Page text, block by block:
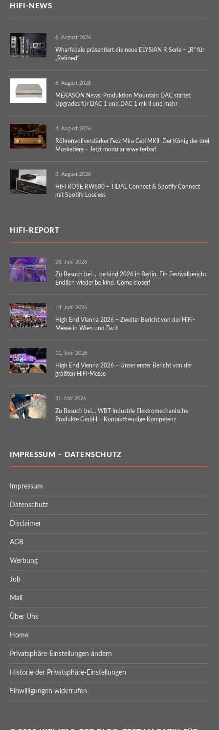
HIFI-NEWS
6. August 2026
Wharfedale präsentiert die neue ELYSIAN R Serie – „R“ für
„Refined“
5. August 2026
MERASON News: Produktion Mountain DAC startet,
Upgrades für DAC 1 und DAC 1 mk II und mehr
4. August 2026
Röhrenvollverstärker Fezz Mira Ceti MKII: Der König der drei
Musketiere – Jetzt modular erweiterbar!
3. August 2026
HiFi ROSE RW800 – TIDAL Connect & Spotify Connect
mit Spotify Lossless
HIFI-REPORT
28. Juni 2026
Zu Besuch bei … be kind 2026 in Berlin. Ein Festivalbericht.
Endlich wieder be kind. Come closer!
14. Juni 2026
High End Vienna 2026 – Zweiter Bericht von der HiFi-
Messe in Wien und Fazit
11. Juni 2026
High End Vienna 2026 – Unser erster Bericht von der
größten HiFi-Messe
31. Mai 2026
Zu Besuch bei… WBT-Industrie Elektromechanische
Produkte GmbH – Kontaktfreudige Kompetenz
IMPRESSUM – DATENSCHUTZ
Impressum
Datenschutz
Disclaimer
AGB
Werbung
Job
Mail
Über Uns
Home
Privatsphäre-Einstellungen ändern
Historie der Privatsphäre-Einstellungen
Einwilligungen widerrufen